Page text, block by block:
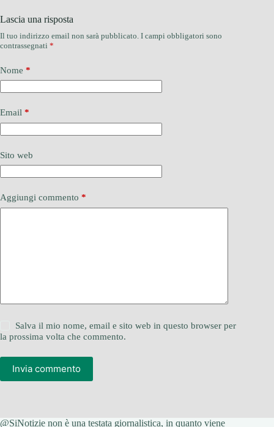
Lascia una risposta
Il tuo indirizzo email non sarà pubblicato. I campi obbligatori sono
contrassegnati *
Nome *
Email *
Sito web
Aggiungi commento *
Salva il mio nome, email e sito web in questo browser per
la prossima volta che commento.
Invia commento
@SiNotizie non è una testata giornalistica, in quanto viene